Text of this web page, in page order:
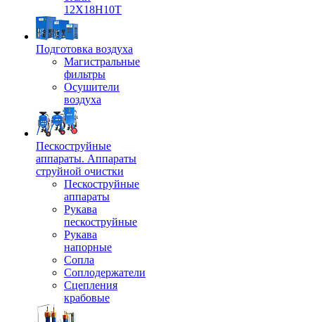
12Х18Н10Т
Подготовка воздуха
Магистральные
фильтры
Осушители
воздуха
Пескоструйные
аппараты. Аппараты
струйной очистки
Пескоструйные
аппараты
Рукава
пескоструйные
Рукава
напорные
Сопла
Соплодержатели
Сцепления
крабовые